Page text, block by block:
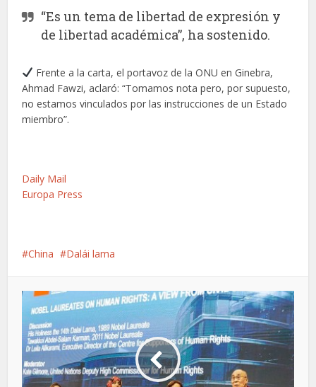
“Es un tema de libertad de expresión y
de libertad académica”, ha sostenido.
Frente a la carta, el portavoz de la ONU en Ginebra,
Ahmad Fawzi, aclaró: “Tomamos nota pero, por supuesto,
no estamos vinculados por las instrucciones de un Estado
miembro”.
Daily Mail
Europa Press
China Dalái lama